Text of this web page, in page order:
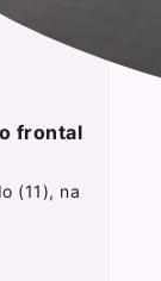
frontal
(11), na